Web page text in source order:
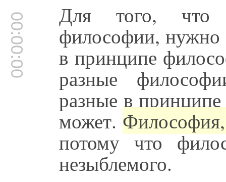
00:00:00 Для того, что
философии, нужно
в принципе
разные
разные в
может.
потому что
незыблемого.